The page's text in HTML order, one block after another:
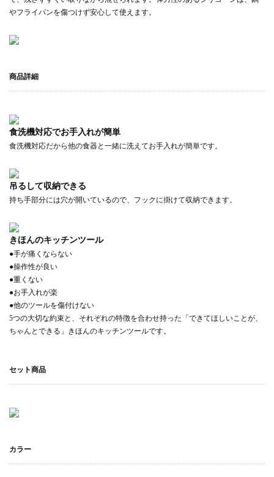
やフライパンを傷つけず安心して使えます。
商品詳細
食洗機対応でお手入れが簡単
食洗機対応だから他の食器と一緒に洗えてお手入れが簡単です。
吊るして収納できる
持ち手部分には穴が開いているので、フックに掛けて収納できます。
きほんのキッチンツール
●手が痛くならない
●操作性が良い
●重くない
●お手入れが楽
●他のツールを傷付けない
5つの大切な約束と、それぞれの特徴を合わせ持った「できてほしいことが、
ちゃんとできる」きほんのキッチンツールです。
セット商品
カラー